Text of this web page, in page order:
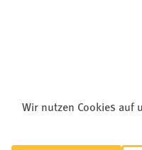
Wir nutzen Cookies auf